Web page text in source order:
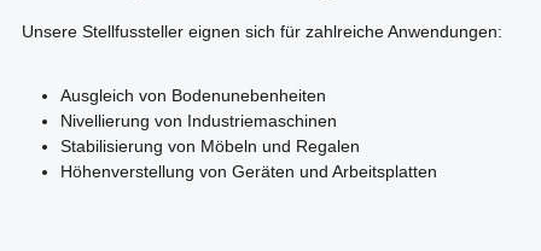
Unsere Stellfussteller eignen sich für zahlreiche Anwendungen:
Ausgleich von Bodenunebenheiten
Nivellierung von Industriemaschinen
Stabilisierung von Möbeln und Regalen
Höhenverstellung von Geräten und Arbeitsplatten